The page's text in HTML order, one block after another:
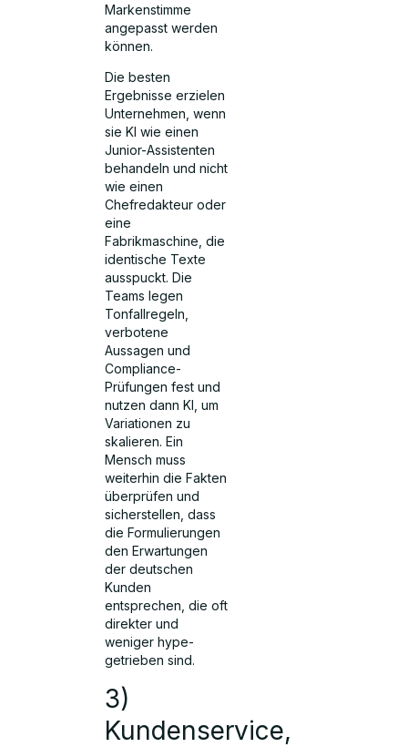
Markenstimme
angepasst werden
können.
Die besten
Ergebnisse erzielen
Unternehmen, wenn
sie KI wie einen
Junior-Assistenten
behandeln und nicht
wie einen
Chefredakteur oder
eine
Fabrikmaschine, die
identische Texte
ausspuckt. Die
Teams legen
Tonfallregeln,
verbotene
Aussagen und
Compliance-
Prüfungen fest und
nutzen dann KI, um
Variationen zu
skalieren. Ein
Mensch muss
weiterhin die Fakten
überprüfen und
sicherstellen, dass
die Formulierungen
den Erwartungen
der deutschen
Kunden
entsprechen, die oft
direkter und
weniger hype-
getrieben sind.
3)
Kundenservice,